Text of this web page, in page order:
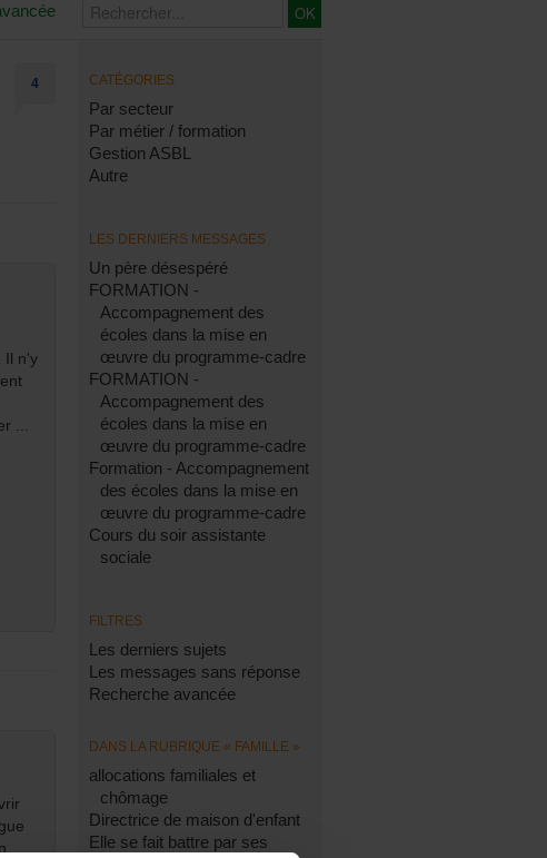
4
Il n'y
...
CATÉGORIES
Par secteur
Par métier / formation
Gestion ASBL
Autre
LES DERNIERS MESSAGES
Un père désespéré
FORMATION -
Accompagnement des
écoles dans la mise en
œuvre du programme-cadre
FORMATION -
Accompagnement des
écoles dans la mise en
œuvre du programme-cadre
Formation - Accompagnement
des écoles dans la mise en
œuvre du programme-cadre
Cours du soir assistante
sociale
FILTRES
Les derniers sujets
Les messages sans réponse
Recherche avancée
DANS LA RUBRIQUE « FAMILLE »
allocations familiales et
chômage
Directrice de maison d'enfant
Elle se fait battre par ses